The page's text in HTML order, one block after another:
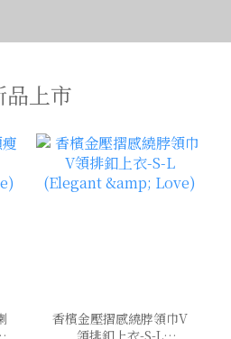
品上市
香檳金壓摺感繞脖領巾V